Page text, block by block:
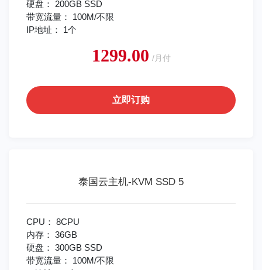
硬盘： 200GB SSD
带宽流量： 100M/不限
IP地址： 1个
1299.00 /月付
立即订购
泰国云主机-KVM SSD 5
CPU： 8CPU
内存： 36GB
硬盘： 300GB SSD
带宽流量： 100M/不限